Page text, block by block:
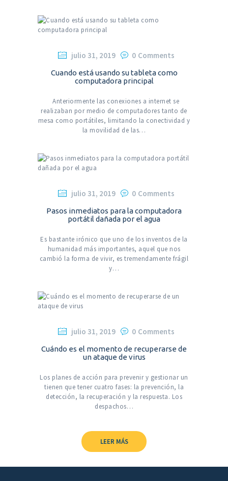
julio 31, 2019 0 Comments
Cuando está usando su tableta como
computadora principal
Anteriormente las conexiones a internet se
realizaban por medio de computadores tanto de
mesa como portátiles, limitando la conectividad y
la movilidad de las…
julio 31, 2019 0 Comments
Pasos inmediatos para la computadora
portátil dañada por el agua
Es bastante irónico que uno de los inventos de la
humanidad más importantes, aquel que nos
cambió la forma de vivir, es tremendamente frágil
y…
julio 31, 2019 0 Comments
Cuándo es el momento de recuperarse de
un ataque de virus
Los planes de acción para prevenir y gestionar un
tienen que tener cuatro fases: la prevención, la
detección, la recuperación y la respuesta. Los
despachos…
LEER MÁS